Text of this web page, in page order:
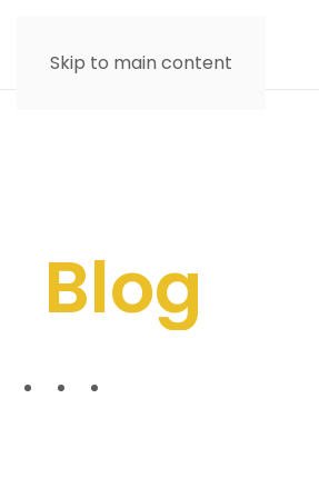
Skip to main content
Blog